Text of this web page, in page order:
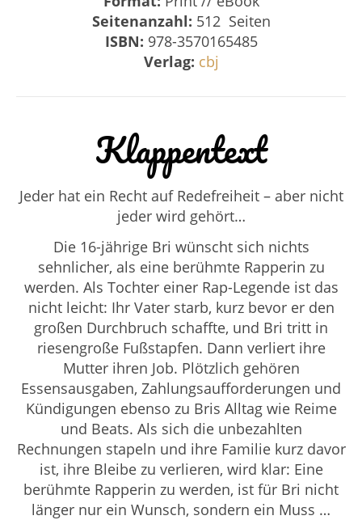
Seitenanzahl: 512 Seiten
ISBN: 978-3570165485
Verlag: cbj
Klappentext
Jeder hat ein Recht auf Redefreiheit – aber nicht
jeder wird gehört…
Die 16-jährige Bri wünscht sich nichts
sehnlicher, als eine berühmte Rapperin zu
werden. Als Tochter einer Rap-Legende ist das
nicht leicht: Ihr Vater starb, kurz bevor er den
großen Durchbruch schaffte, und Bri tritt in
riesengroße Fußstapfen. Dann verliert ihre
Mutter ihren Job. Plötzlich gehören
Essensausgaben, Zahlungsaufforderungen und
Kündigungen ebenso zu Bris Alltag wie Reime
und Beats. Als sich die unbezahlten
Rechnungen stapeln und ihre Familie kurz davor
ist, ihre Bleibe zu verlieren, wird klar: Eine
berühmte Rapperin zu werden, ist für Bri nicht
länger nur ein Wunsch, sondern ein Muss …